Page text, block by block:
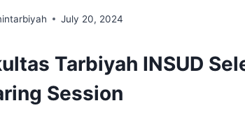
July 20, 2024
Tarbiyah INSUD
Session